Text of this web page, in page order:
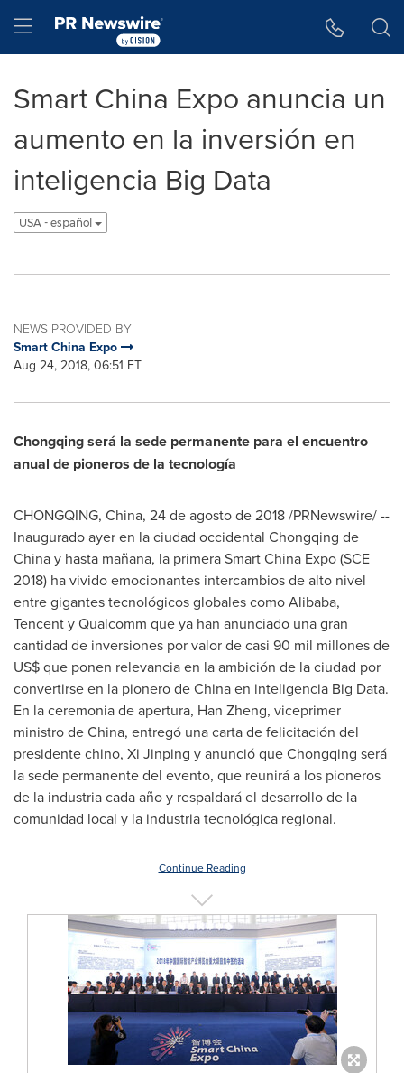
Hamburger menu
Smart China Expo anuncia un
aumento en la inversión en
inteligencia Big Data
USA - español
NEWS PROVIDED BY
Smart China Expo
Aug 24, 2018, 06:51 ET
Chongqingserá la sede permanente para el encuentro
anual de pioneros de la tecnología
CHONGQING, China, 24 de agosto de 2018 /PRNewswire/ --
Inaugurado ayer en la ciudad occidental Chongqing de
Chinay hasta mañana, la primera Smart China Expo (SCE
2018) ha vivido emocionantes intercambios de alto nivel
entre gigantes tecnológicos globales como Alibaba,
Tencenty Qualcomm que ya han anunciado una gran
cantidad de inversiones por valor de casi 90 mil millones de
US$ que ponen relevancia en la ambición de la ciudad por
convertirse en la pionero deChinaen inteligencia Big Data.
En la ceremonia de apertura, Han Zheng, viceprimer
ministro deChina, entregó una carta de felicitación del
presidente chino, Xi Jinping y anunció queChongqing será
la sede permanente del evento, que reunirá a los pioneros
de la industria cada año y respaldará el desarrollo de la
comunidad local y la industria tecnológica regional.
Continue Reading